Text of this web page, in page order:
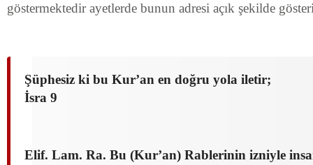
göstermektedir ayetlerde bunun adresi açık şekilde
Şüphesiz ki bu Kur’an en doğru yola iletir;
İsra 9
Elif. Lam. Ra. Bu (Kur’an) Rablerinin izniyle